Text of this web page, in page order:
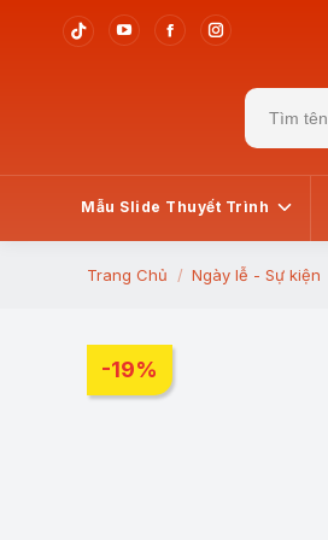
Tiktok
window
YouTube
window
Facebook
window
Instagram
opens
window
Search
for:
Mẫu Slide Thuyết Trình
You are here:
Trang Chủ Ngày lễ - Sự kiện
-19%